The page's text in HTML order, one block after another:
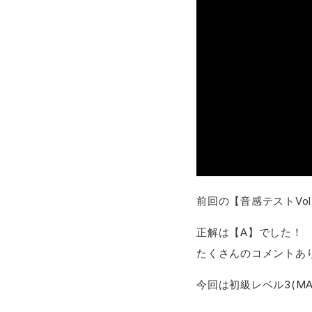
前回の【音感テスト
正解は【A】でした！
たくさんのコメントあ
今回は初級レベル